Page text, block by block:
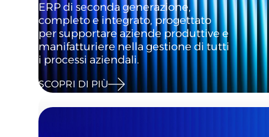
ERP di seconda generazione,
completo e integrato, progettato
per supportare aziende produttive e
manifatturiere nella gestione di tutti
i processi aziendali.
SCOPRI DI PIÙ